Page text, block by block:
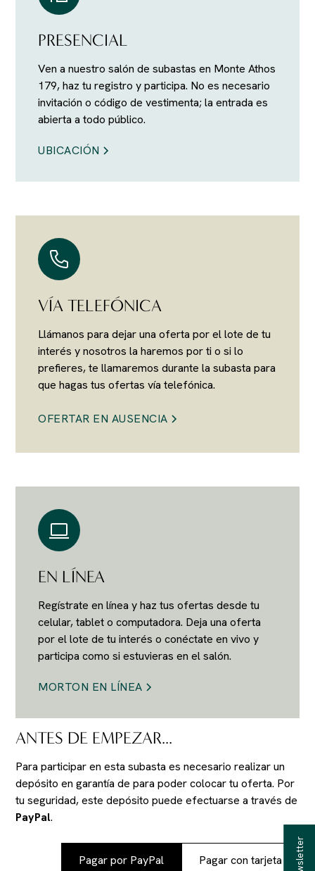
PRESENCIAL
Ven a nuestro salón de subastas en Monte Athos
179, haz tu registro y participa. No es necesario
invitación o código de vestimenta; la entrada es
abierta a todo público.
UBICACIÓN
VÍA TELEFÓNICA
Llámanos para dejar una oferta por el lote de tu
interés y nosotros la haremos por ti o si lo
prefieres, te llamaremos durante la subasta para
que hagas tus ofertas vía telefónica.
OFERTAR EN AUSENCIA
EN LÍNEA
Regístrate en línea y haz tus ofertas desde tu
celular, tablet o computadora. Deja una oferta
por el lote de tu interés o conéctate en vivo y
participa como si estuvieras en el salón.
MORTON EN LÍNEA
ANTES DE EMPEZAR...
Para participar en esta subasta es necesario realizar un
depósito en garantía depara poder colocar tu oferta. Por
tu seguridad, este depósito puede efectuarse a través de
PayPal.
Pagar por PayPal Pagar con tarjeta